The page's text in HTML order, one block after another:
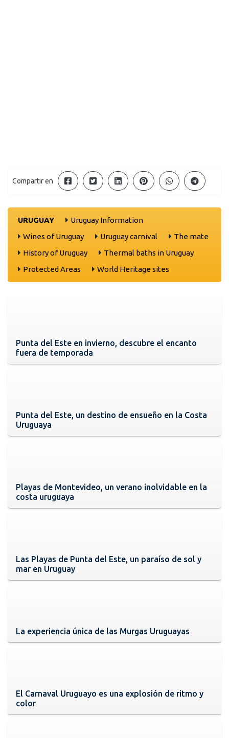
Compartir en
URUGUAY
Uruguay Information
Wines of Uruguay
Uruguay carnival
The mate
History of Uruguay
Thermal baths in Uruguay
Protected Areas
World Heritage sites
Punta del Este en invierno, descubre el encanto
fuera de temporada
Punta del Este, un destino de ensueño en la Costa
Uruguaya
Playas de Montevideo, un verano inolvidable en la
costa uruguaya
Las Playas de Punta del Este, un paraíso de sol y
mar en Uruguay
La experiencia única de las Murgas Uruguayas
El Carnaval Uruguayo es una explosión de ritmo y
color